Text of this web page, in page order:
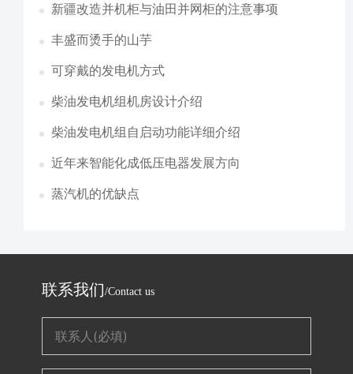
新疆改造并机柜与油田并网柜的注意事项
丰盛而烫手的山芋
可穿戴的发电机方式
柴油发电机组机房设计介绍
柴油发电机组自启动功能详细介绍
近年来智能化成低压电器发展方向
蒸汽机的优缺点
联系我们/Contact us